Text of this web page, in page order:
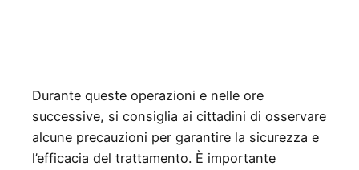
Durante queste operazioni e nelle ore
successive, si consiglia ai cittadini di osservare
alcune precauzioni per garantire la sicurezza e
l’efficacia del trattamento. È importante